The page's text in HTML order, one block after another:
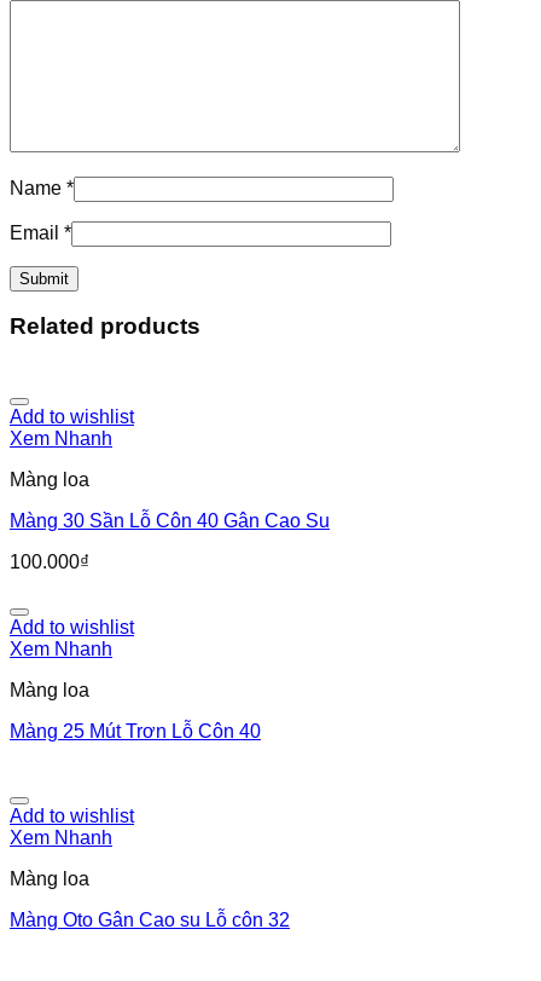
Name *
Email *
Related products
Add to wishlist
Xem Nhanh
Màng loa
Màng 30 Sần Lỗ Côn 40 Gân Cao Su
100.000₫
Add to wishlist
Xem Nhanh
Màng loa
Màng 25 Mút Trơn Lỗ Côn 40
Add to wishlist
Xem Nhanh
Màng loa
Màng Oto Gân Cao su Lỗ côn 32